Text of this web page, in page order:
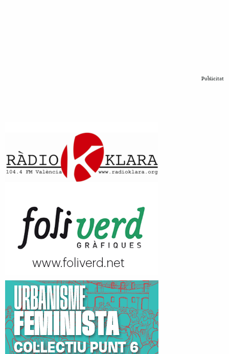
Publicitat